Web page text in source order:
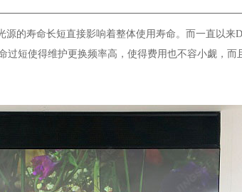
源的寿命长短直接影响着整体使用寿命。而一直以来
短使得维护更换频率高，使得费用也不容小觑，而